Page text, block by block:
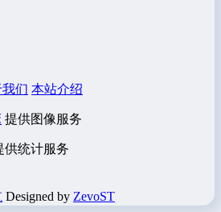
们 本站介绍
提供图像服务
供统计服务
Designed by ZevoST